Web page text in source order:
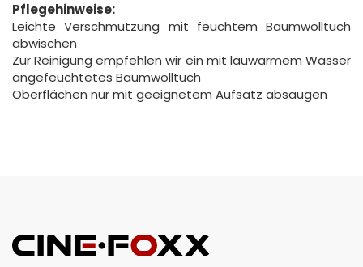
Pflegehinweise:
Leichte Verschmutzung mit feuchtem Baumwolltuch
abwischen
Zur Reinigung empfehlen wir ein mit lauwarmem Wasser
angefeuchtetes Baumwolltuch
Oberflächen nur mit geeignetem Aufsatz absaugen